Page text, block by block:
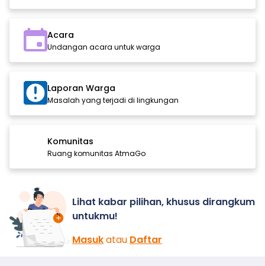
Acara
Undangan acara untuk warga
Laporan Warga
Masalah yang terjadi di lingkungan
Komunitas
Ruang komunitas AtmaGo
Lihat kabar pilihan, khusus dirangkum
untukmu!
Masukatau Daftar